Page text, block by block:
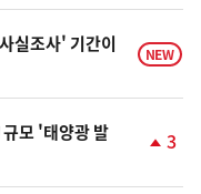
일
실조사' 기간이
NEW
모 '태양광 발
계
3